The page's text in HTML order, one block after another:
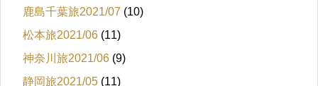
鹿島千葉旅2021/07 (10)
松本旅2021/06 (11)
神奈川旅2021/06 (9)
静岡旅2021/05 (11)